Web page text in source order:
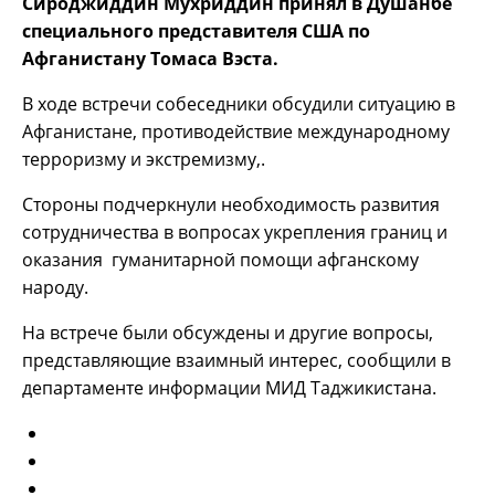
специального представителя США по
Афганистану Томаса Вэста.
В ходе встречи собеседники обсудили ситуацию в
Афганистане, противодействие международному
терроризму и экстремизму,.
Стороны подчеркнули необходимость развития
сотрудничества в вопросах укрепления границ и
оказания гуманитарной помощи афганскому
народу.
На встрече были обсуждены и другие вопросы,
представляющие взаимный интерес, сообщили в
департаменте информации МИД Таджикистана.